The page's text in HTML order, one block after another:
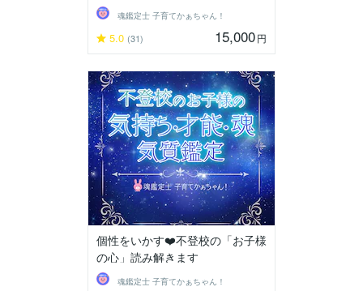
魂鑑定士 子育てかぁちゃん！
5.0 (31) 15,000円
個性をいかす❤️不登校の「お子様
の心」読み解きます
魂鑑定士 子育てかぁちゃん！